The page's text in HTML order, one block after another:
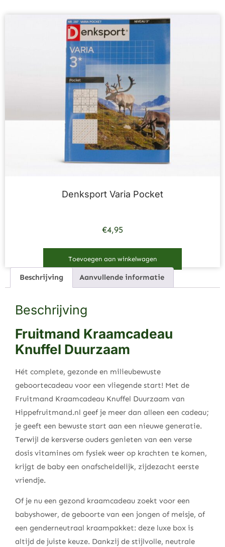
Denksport Varia Pocket
€4,95
Toevoegen aan winkelwagen
Beschrijving Aanvullende informatie
Beschrijving
Fruitmand Kraamcadeau
Knuffel Duurzaam
Hét complete, gezonde en milieubewuste
geboortecadeau voor een vliegende start! Met de
Fruitmand Kraamcadeau Knuffel Duurzaam van
Hippefruitmand.nl geef je meer dan alleen een cadeau;
je geeft een bewuste start aan een nieuwe generatie.
Terwijl de kersverse ouders genieten van een verse
dosis vitamines om fysiek weer op krachten te komen,
krijgt de baby een onafscheidelijk, zijdezacht eerste
vriendje.
Of je nu een gezond kraamcadeau zoekt voor een
babyshower, de geboorte van een jongen of meisje, of
een genderneutraal kraampakket: deze luxe box is
altijd de juiste keuze. Dankzij de stijlvolle, neutrale